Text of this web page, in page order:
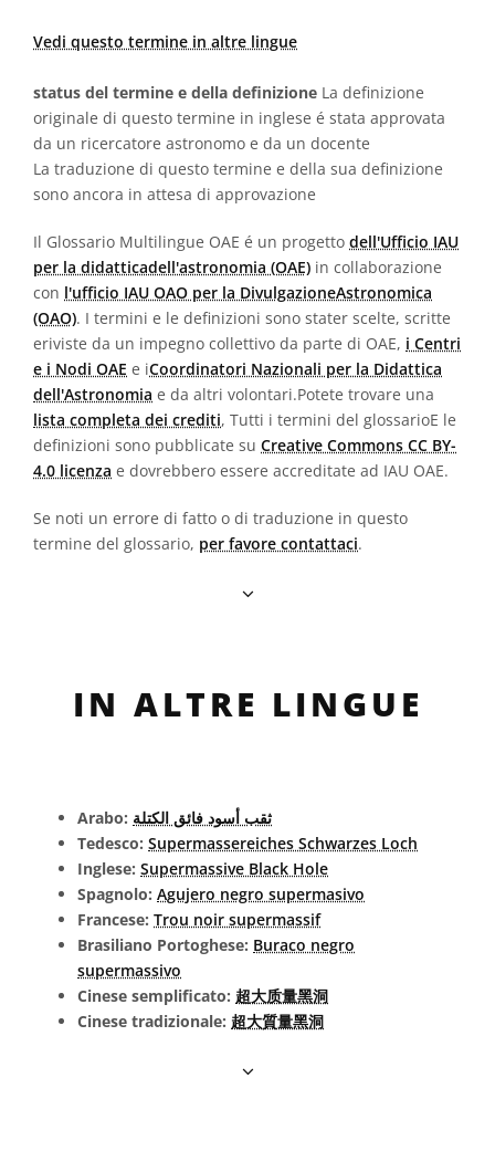
Vedi questo termine in altre lingue
status del termine e della definizione La definizione
originale di questo termine in inglese é stata approvata
da un ricercatore astronomo e da un docente
La traduzione di questo termine e della sua definizione
sono ancora in attesa di approvazione
Il Glossario Multilingue OAE é un progetto dell'Ufficio IAU
per la didatticadell'astronomia (OAE) in collaborazione
con l'ufficio IAU OAO per la DivulgazioneAstronomica
(OAO). I termini e le definizioni sono stater scelte, scritte
eriviste da un impegno collettivo da parte di OAE, i Centri
e i Nodi OAE e iCoordinatori Nazionali per la Didattica
dell'Astronomia e da altri volontari.Potete trovare una
lista completa dei crediti, Tutti i termini del glossarioE le
definizioni sono pubblicate su Creative Commons CC BY-
4.0 licenza e dovrebbero essere accreditate ad IAU OAE.
Se noti un errore di fatto o di traduzione in questo
termine del glossario, per favore contattaci.
IN ALTRE LINGUE
Arabo: ثقب أسود فائق الكتلة
Tedesco: Supermassereiches Schwarzes Loch
Inglese: Supermassive Black Hole
Spagnolo: Agujero negro supermasivo
Francese: Trou noir supermassif
Brasiliano Portoghese: Buraco negro
supermassivo
Cinese semplificato: 超大质量黑洞
Cinese tradizionale: 超大質量黑洞